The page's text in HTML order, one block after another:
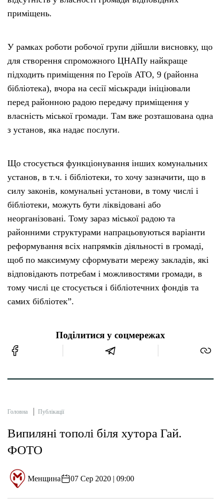
приміщень.
У рамках роботи робочої групи дійшли висновку, що
для створення спроможного ЦНАПу найкраще
підходить приміщення по Героїв АТО, 9 (районна
бібліотека), вчора на сесії міськради ініціювали
перед районною радою передачу приміщення у
власність міської громади. Там вже розташована одна
з установ, яка надає послуги.
Що стосується функціонування інших комунальних
установ, в т.ч. і бібліотеки, то хочу зазначити, що в
силу законів, комунальні установи, в тому числі і
бібліотеки, можуть бути ліквідовані або
неорганізовані. Тому зараз міської радою та
районними структурами напрацьовуються варіанти
реформування всіх напрямків діяльності в громаді,
щоб по максимуму сформувати мережу закладів, які
відповідають потребам і можливостями громади, в
тому числі це стосується і бібліотечних фондів та
самих бібліотек”.
Поділитися у соцмережах
Головна Публікації
Випиляні тополі біля хутора Гай.
ФОТО
Менщина 07 Сер 2020 | 09:00